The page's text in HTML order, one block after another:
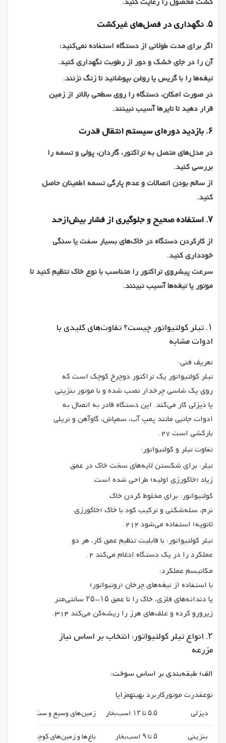
۵. نگهداری در فصل‌های غیرکشت
اگر برای مدت طولانی از دستگاه استفاده نمی‌کنید:
آن را در جای خشک و دور از رطوبت نگهداری کنید.
تیغه‌ها را با گریس یا روغن بپوشانید تا زنگ نزنند.
در صورت امکان، دستگاه را روی سطحی بالاتر از زمین
قرار دهید تا تایرها آسیب نبینند.
۶. بازدید دوره‌ای سیستم انتقال قدرت
در مدل‌های متصل به تراکتور، گاردان، پولی و تسمه را
بررسی کنید.
از سالم بودن اتصالات و عدم پارگی تسمه اطمینان حاصل
کنید.
۷. استفاده صحیح و جلوگیری از فشار بیش‌ازحد
از کارکردن دستگاه در خاک‌های بسیار سفت یا سنگی
خودداری کنید.
سرعت پیشروی تراکتور را متناسب با نوع خاک تنظیم کنید تا
موتور یا تیغه‌ها آسیب نبینند.
۱. تیلر کولتیواتور چیست؟ تفاوت‌های کلیدی با
ادوات مشابه
تعریف فنی:
تیلر کولتیواتور یک تراکتور دوچرخ کوچک است که
روی یک شاسی چرخدار نصب شده و با موتور بنزینی
یا دیزلی کار می‌کند. این دستگاه قادر به اتصال به
ادوات جانبی مانند پمپ آب، سمپاش، گاوآهن و تریلی
بارکشی است 27.
تفاوت تیلر و کولتیواتور:
تیلر: برای شکستن لایه‌های سخت خاک در عمق
زیاد (خاکورزی اولیه) طراحی شده است.
کولتیواتور: برای مخلوط کردن خاک
نرم، سله‌شکنی و ترکیب کود با خاک (خاکورزی
ثانویه) استفاده می‌شود 212.
تیلر کولتیواتور: با قابلیت تنظیم عمق کار، هر دو
عملکرد را در یک دستگاه ادغام می‌کند 2.
مکانیسم عملکرد:
با استفاده از تیغه‌های چرخان (روتیواتور)
یا دندانه‌های فلزی، خاک را تا عمق ۱۵-۲۵ سانتی‌متر
زیرورو کرده و علف‌های هرز را ریشه‌کن می‌کند 314.
۲. انواع تیلر کولتیواتور: انتخاب بر اساس نیاز
مزرعه
الف) طبقه‌بندی بر اساس سوخت:
نوعقدرت موتورکاربرد بهینهمزایا
دیزلی ۵.۵ تا ۱۲ اسب‌بخار زمین‌های وسیع و سنگلاخ
بنزینی
۵ تا ۹ اسب‌بخار باغ‌ها و زمین‌های کوچک